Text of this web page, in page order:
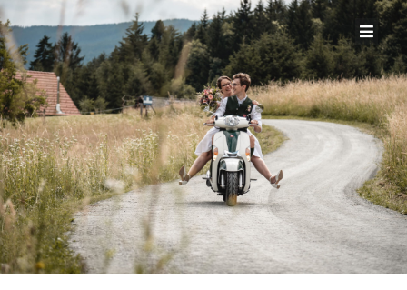
Zum
Inhalt
springen